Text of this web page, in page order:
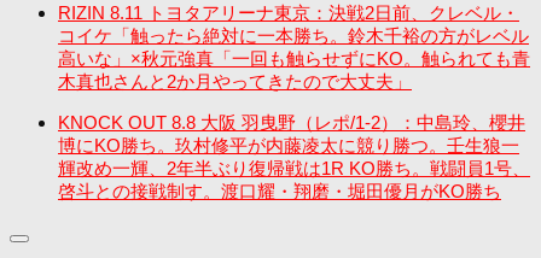
RIZIN 8.11 トヨタアリーナ東京：決戦2日前、クレベル・
コイケ「触ったら絶対に一本勝ち。鈴木千裕の方がレベル
高いな」×秋元強真「一回も触らせずにKO。触られても青
木真也さんと2か月やってきたので大丈夫」
KNOCK OUT 8.8 大阪 羽曳野（レポ/1-2）：中島玲、櫻井
博にKO勝ち。玖村修平が内藤凌太に競り勝つ。壬生狼一
輝改め一輝、2年半ぶり復帰戦は1R KO勝ち。戦闘員1号、
啓斗との接戦制す。渡口耀・翔磨・堀田優月がKO勝ち